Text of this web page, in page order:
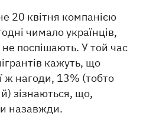
20 квітня компанією
чимало українців,
не поспішають. У той час
кажуть, що
ж нагоди, 13% (тобто
зізнаються, що,
назавжди.